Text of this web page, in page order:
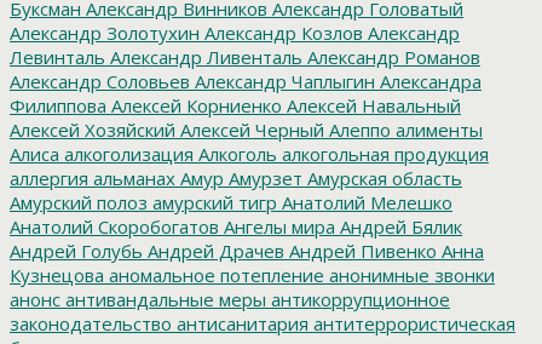
Буксман Александр Винников Александр Головатый
Александр Золотухин Александр Козлов Александр
Левинталь Александр Ливенталь Александр Романов
Александр Соловьев Александр Чаплыгин Александра
Филиппова Алексей Корниенко Алексей Навальный
Алексей Хозяйский Алексей Черный Алеппо алименты
Алиса алкоголизация Алкоголь алкогольная продукция
аллергия альманах Амур Амурзет Амурская область
Амурский полоз амурский тигр Анатолий Мелешко
Анатолий Скоробогатов Ангелы мира Андрей Бялик
Андрей Голубь Андрей Драчев Андрей Пивенко Анна
Кузнецова аномальное потепление анонимные звонки
анонс антивандальные меры антикоррупционное
законодательство антисанитария антитеррористическая